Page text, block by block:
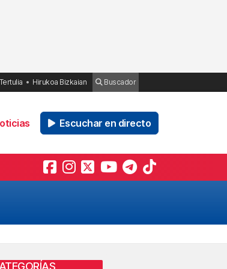
Hirukoa Bizkaian Buscador
Escuchar en directo